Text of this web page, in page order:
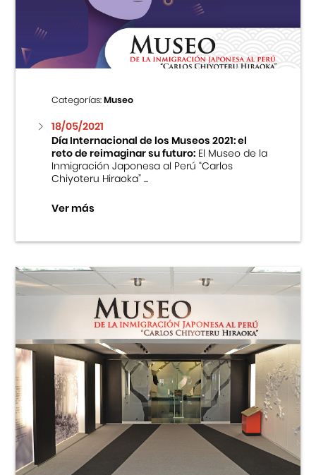
Centro Cultural Peruano Japonés
Cursos
Museo de la Inmigración Japonesa
Fondo Editorial
Teatro Peruano Japonés
Categorías:Museo
18/05/2021
Día Internacional de los Museos 2021: el
reto de reimaginar su futuro:El Museo de la
Inmigración Japonesa al Perú “Carlos
Chiyoteru Hiraoka” ...
Ver más